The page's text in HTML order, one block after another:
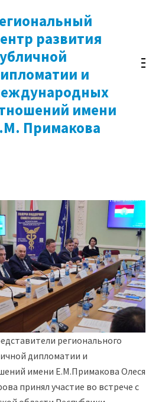
развития
и
имени
Примакова
регионального
дипломатии и
имени Е.М.Примакова Олеся
принял участие во встрече с